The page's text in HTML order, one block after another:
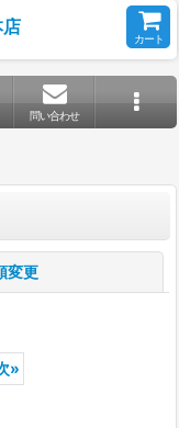
カート
問い合わせ
変更
»